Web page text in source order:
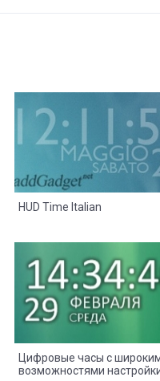
8
HUD Time Italian
8
Цифровые часы с
возможностями